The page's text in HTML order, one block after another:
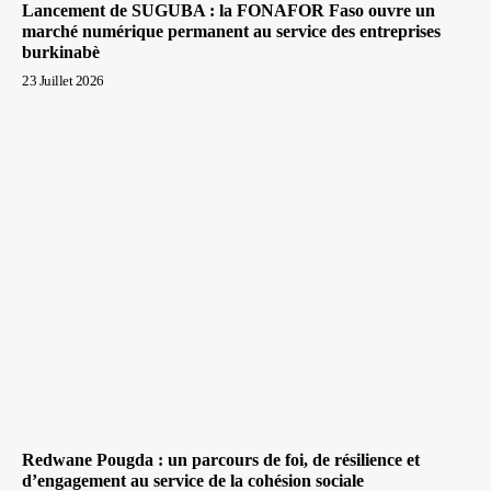
Lancement de SUGUBA : la FONAFOR Faso ouvre un
marché numérique permanent au service des entreprises
burkinabè
23 Juillet 2026
Redwane Pougda : un parcours de foi, de résilience et
d’engagement au service de la cohésion sociale